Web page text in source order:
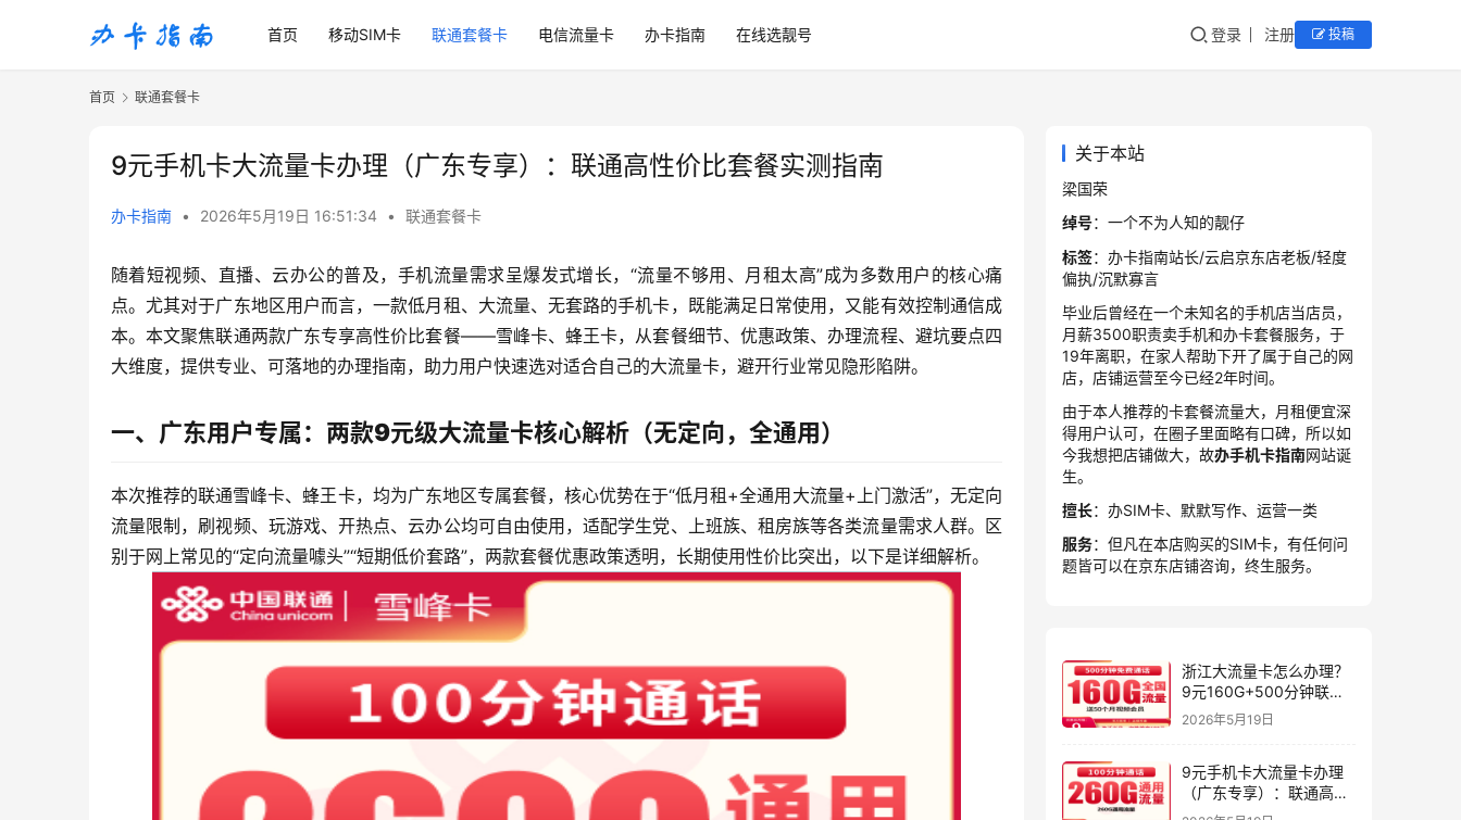
首页 移动SIM卡 联通套餐卡 电信流量卡 办卡指南 在线选靓号 登录 注册 投稿
首页 联通套餐卡
9元手机卡大流量卡办理（广东专享）：联通高性价比套餐实测指南
办卡指南 • 2026年5月19日 16:51:34 • 联通套餐卡
随着短视频、直播、云办公的普及，手机流量需求呈爆发式增长，“流量不够用、月租太高”成为多数用户的核心痛
点。尤其对于广东地区用户而言，一款低月租、大流量、无套路的手机卡，既能满足日常使用，又能有效控制通信成
本。本文聚焦联通两款广东专享高性价比套餐——雪峰卡、蜂王卡，从套餐细节、优惠政策、办理流程、避坑要点四
大维度，提供专业、可落地的办理指南，助力用户快速选对适合自己的大流量卡，避开行业常见隐形陷阱。
一、广东用户专属：两款9元级大流量卡核心解析（无定向，全通用）
本次推荐的联通雪峰卡、蜂王卡，均为广东地区专属套餐，核心优势在于“低月租+全通用大流量+上门激活”，无定向
流量限制，刷视频、玩游戏、开热点、云办公均可自由使用，适配学生党、上班族、租房族等各类流量需求人群。区
别于网上常见的“定向流量噱头”“短期低价套路”，两款套餐优惠政策透明，长期使用性价比突出，以下是详细解析。
关于本站
梁国荣
绰号：一个不为人知的靓仔
标签：办卡指南站长/云启京东店老板/轻度
偏执/沉默寡言
毕业后曾经在一个未知名的手机店当店员，
月薪3500职责卖手机和办卡套餐服务，于
19年离职，在家人帮助下开了属于自己的网
店，店铺运营至今已经2年时间。
由于本人推荐的卡套餐流量大，月租便宜深
得用户认可，在圈子里面略有口碑，所以如
今我想把店铺做大，故办手机卡指南网站诞
生。
擅长：办SIM卡、默默写作、运营一类
服务：但凡在本店购买的SIM卡，有任何问
题皆可以在京东店铺咨询，终生服务。
浙江大流量卡怎么办理？
9元160G+500分钟联通
星屿卡
2026年5月19日
9元手机卡大流量卡办理
（广东专享）：联通高性
价比套餐实测指南